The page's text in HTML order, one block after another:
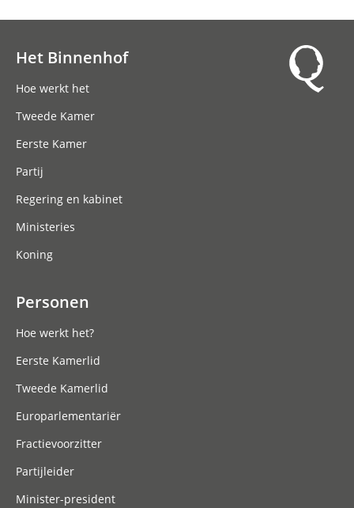
Het Binnenhof
Hoe werkt het
Tweede Kamer
Eerste Kamer
Partij
Regering en kabinet
Ministeries
Koning
Personen
Hoe werkt het?
Eerste Kamerlid
Tweede Kamerlid
Europarlementariër
Fractievoorzitter
Partijleider
Minister-president